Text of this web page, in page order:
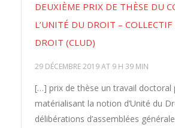
DEUXIÈME PRIX DE THÈSE DU
L’UNITÉ DU DROIT –
DROIT (CLUD)
29 DÉCEMBRE 2019 AT 9 H 39 MIN
[…] prix de thèse un travail doctoral
matérialisant la notion d’Unité du
délibérations d’assemblées